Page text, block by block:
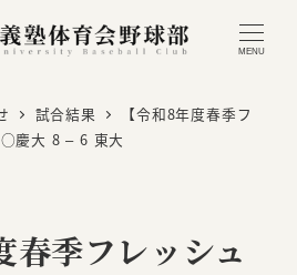
MENU
試合結果
【令和8年度春季フ
○慶大 8 – 6 東大
春季フレッシュ